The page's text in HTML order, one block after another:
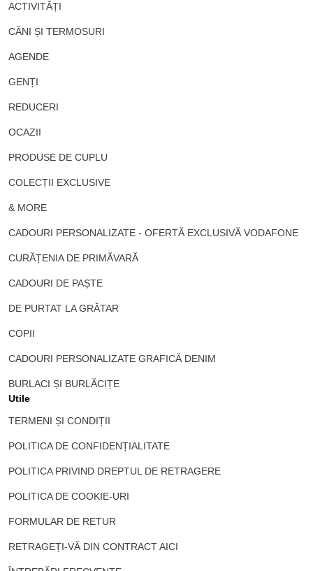
ACTIVITĂȚI
CĂNI ȘI TERMOSURI
AGENDE
GENȚI
REDUCERI
OCAZII
PRODUSE DE CUPLU
COLECȚII EXCLUSIVE
& MORE
CADOURI PERSONALIZATE - OFERTĂ EXCLUSIVĂ VODAFONE
CURĂȚENIA DE PRIMĂVARĂ
CADOURI DE PAȘTE
DE PURTAT LA GRĂTAR
COPII
CADOURI PERSONALIZATE GRAFICĂ DENIM
BURLACI ȘI BURLĂCIȚE
Utile
TERMENI ȘI CONDIȚII
POLITICA DE CONFIDENȚIALITATE
POLITICA PRIVIND DREPTUL DE RETRAGERE
POLITICA DE COOKIE-URI
FORMULAR DE RETUR
RETRAGEȚI-VĂ DIN CONTRACT AICI